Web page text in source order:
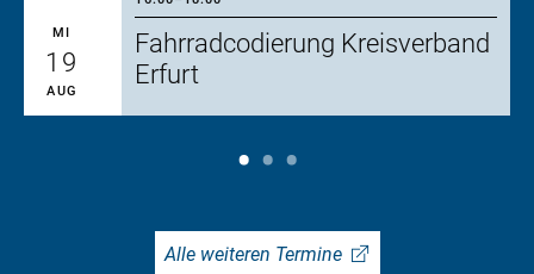
MI
19
AUG
Fahrradcodierung Kreisverband
Erfurt
Alle weiteren Termine